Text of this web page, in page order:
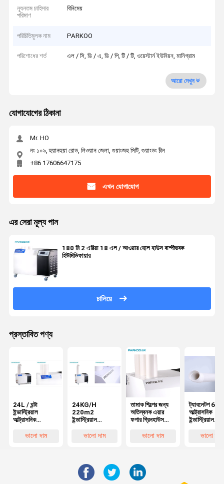
ন্যূনতম চাহিদার
পরিমাণ
বিনিমেয়
পরিচিতিমুলক নাম PARKOO
পরিশোধের শর্ত এল / সি, ডি / এ, ডি / পি, টি / টি, ওয়েস্টার্ন ইউনিয়ন, মানিগ্রাম
আরো দেখুন
যোগাযোগের ঠিকানা
Mr. HO
নং ১০৯, হুয়ানহুয়া রোড, লিওয়ান জেলা, গুয়াংজহু সিটি, গুয়াংডং চীন
+86 17606647175
এখন যোগাযোগ
এর সেরা মূল্য পান
180 মি 2 এরিয়া 18 এল / আওয়ার হোল হাউস বাষ্পীভবক
হিউমিডিফায়ার
চালিয়ে
প্রস্তাবিত পণ্য
24L / ঘন্টা
ইন্ডাস্ট্রিয়াল
আল্ট্রাসনিক
আল্ট্রাসনিক মিস্ট
ভালো দাম
24KG/H
220m2
ইন্ডাস্ট্রিয়াল
হিউমিডিফায়ার
ভালো দাম
তামাক শিল্পের জন্য
অতিস্বনক এয়ার
ফগার গ্রিনহাউস
ভালো দাম
ট্যাবলেটপ 6L/
আল্ট্রাসনিক
ইন্ডাস্ট্রিয়াল
আল্ট্রাসনিক মিস্ট
ভালো দাম